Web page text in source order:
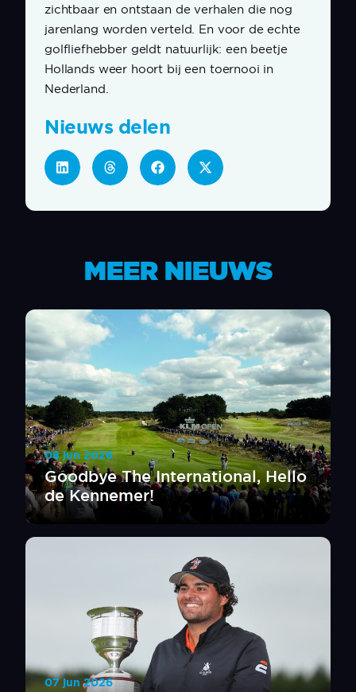
zichtbaar en ontstaan de verhalen die nog
jarenlang worden verteld. En voor de echte
golfliefhebber geldt natuurlijk: een beetje
Hollands weer hoort bij een toernooi in
Nederland.
Nieuws delen
MEER NIEUWS
Goodbye The International, Hello
de Kennemer!
08 jun 2026
07 jun 2026